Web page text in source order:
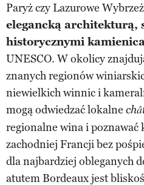
Paryż czy Lazurowe
elegancką
historycznymi
UNESCO. W okolicy
znanych regionów
niewielkich winnic i
mogą odwiedzać lokalne
regionalne wina i poznawać
zachodniej Francji bez
dla najbardziej obleganych
atutem Bordeaux jest